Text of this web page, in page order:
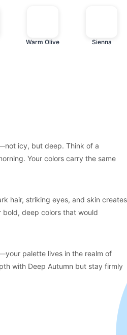
Warm Olive Sienna
icy, but deep. Think of a
Your colors carry the same
hair, striking eyes, and skin creates
bold, deep colors that would
palette lives in the realm of
with Deep Autumn but stay firmly